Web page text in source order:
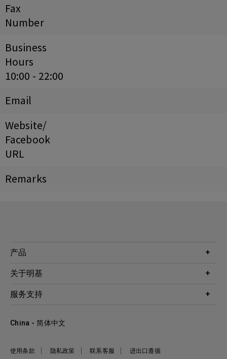
Fax
Number
Business
Hours
10:00 - 22:00
Email
Website/
Facebook
URL
Remarks
产品
投影机
WiT智能灯
关于明基
公司简介
企业社会责任
服务支持
档案下载与常见问题
使用条款
隐私政策 联系客服 进出口遵循
China - 简体中文